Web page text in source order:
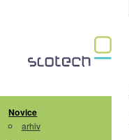
Novice
arhiv